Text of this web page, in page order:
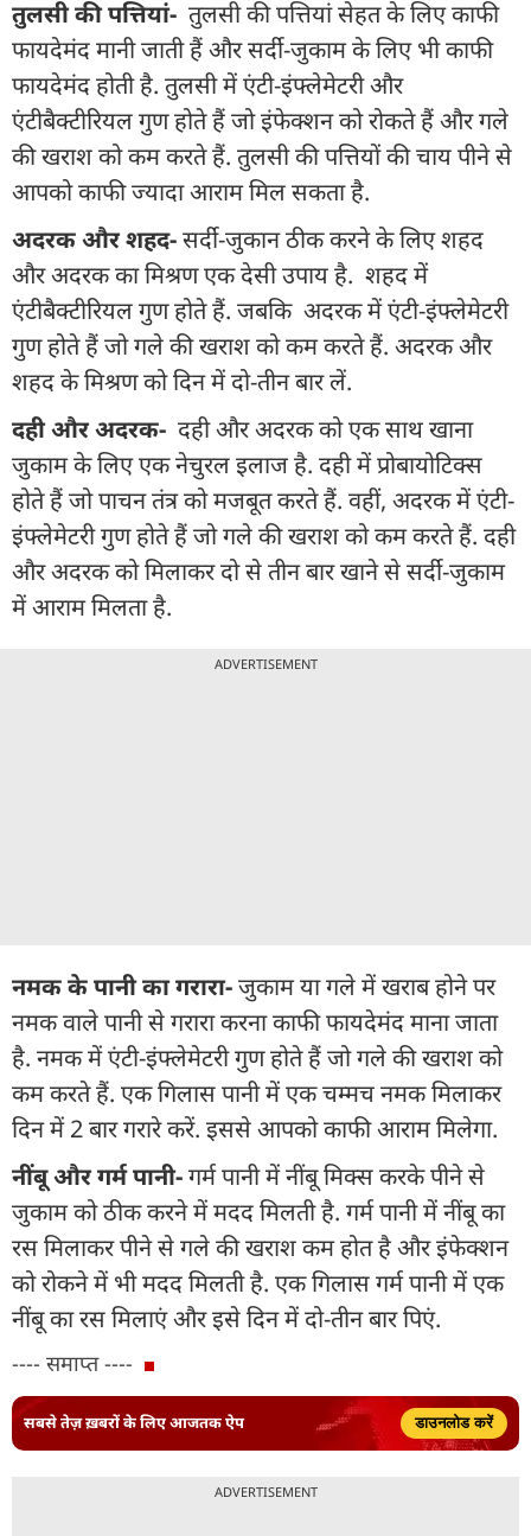
तुलसी की पत्तियां- तुलसी की पत्तियां सेहत के लिए काफी
फायदेमंद मानी जाती हैं और सर्दी-जुकाम के लिए भी काफी
फायदेमंद होती है. तुलसी में एंटी-इंफ्लेमेटरी और
एंटीबैक्टीरियल गुण होते हैं जो इंफेक्शन को रोकते हैं और गले
की खराश को कम करते हैं. तुलसी की पत्तियों की चाय पीने से
आपको काफी ज्यादा आराम मिल सकता है.
अदरक और शहद-सर्दी-जुकान ठीक करने के लिए शहद
और अदरक का मिश्रण एक देसी उपाय है. शहद में
एंटीबैक्टीरियल गुण होते हैं. जबकि अदरक में एंटी-इंफ्लेमेटरी
गुण होते हैं जो गले की खराश को कम करते हैं. अदरक और
शहद के मिश्रण को दिन में दो-तीन बार लें.
दही और अदरक- दही और अदरक को एक साथ खाना
जुकाम के लिए एक नेचुरल इलाज है. दही में प्रोबायोटिक्स
होते हैं जो पाचन तंत्र को मजबूत करते हैं. वहीं, अदरक में एंटी-
इंफ्लेमेटरी गुण होते हैं जो गले की खराश को कम करते हैं. दही
और अदरक को मिलाकर दो से तीन बार खाने से सर्दी-जुकाम
में आराम मिलता है.
ADVERTISEMENT
नमक के पानी का गरारा-जुकाम या गले में खराब होने पर
नमक वाले पानी से गरारा करना काफी फायदेमंद माना जाता
है. नमक में एंटी-इंफ्लेमेटरी गुण होते हैं जो गले की खराश को
कम करते हैं. एक गिलास पानी में एक चम्मच नमक मिलाकर
दिन में 2 बार गरारे करें. इससे आपको काफी आराम मिलेगा.
नींबू और गर्म पानी-गर्म पानी में नींबू मिक्स करके पीने से
जुकाम को ठीक करने में मदद मिलती है. गर्म पानी में नींबू का
रस मिलाकर पीने से गले की खराश कम होत है और इंफेक्शन
को रोकने में भी मदद मिलती है. एक गिलास गर्म पानी में एक
नींबू का रस मिलाएं और इसे दिन में दो-तीन बार पिएं.
---- समाप्त ----
सबसे तेज़ ख़बरों के लिए आजतक ऐप डाउनलोड करें
ADVERTISEMENT